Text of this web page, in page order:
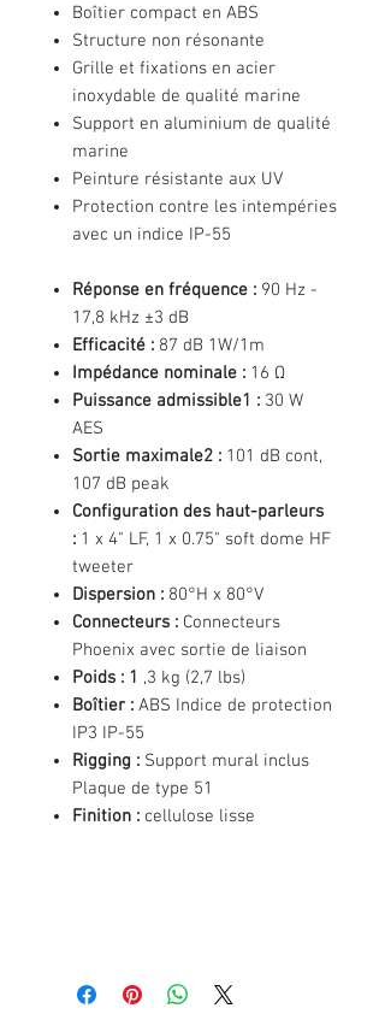
Boîtier compact en ABS
Structure non résonante
Grille et fixations en acier
inoxydable de qualité marine
Support en aluminium de qualité
marine
Peinture résistante aux UV
Protection contre les intempéries
avec un indice IP-55
Réponse en fréquence : 90 Hz -
17,8 kHz ±3 dB
Efficacité : 87 dB 1W/1m
Impédance nominale : 16 Ω
Puissance admissible1 : 30 W
AES
Sortie maximale2 : 101 dB cont,
107 dB peak
Configuration des haut-parleurs
: 1 x 4" LF, 1 x 0.75" soft dome HF
tweeter
Dispersion : 80°H x 80°V
Connecteurs : Connecteurs
Phoenix avec sortie de liaison
Poids : 1 ,3 kg (2,7 lbs)
Boîtier : ABS Indice de protection
IP3 IP-55
Rigging : Support mural inclus
Plaque de type 51
Finition : cellulose lisse